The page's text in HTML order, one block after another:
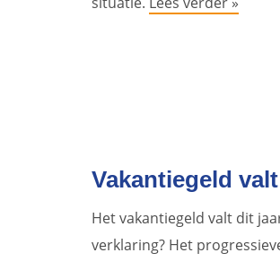
Vakantiegeld
Het vakantiegeld valt dit
verklaring? Het